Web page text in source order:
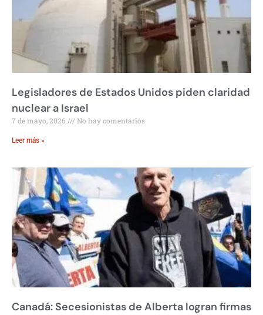
Legisladores de Estados Unidos piden claridad
nuclear a Israel
7 de mayo, 2026 No hay comentarios
Leer más »
Canadá: Secesionistas de Alberta logran firmas